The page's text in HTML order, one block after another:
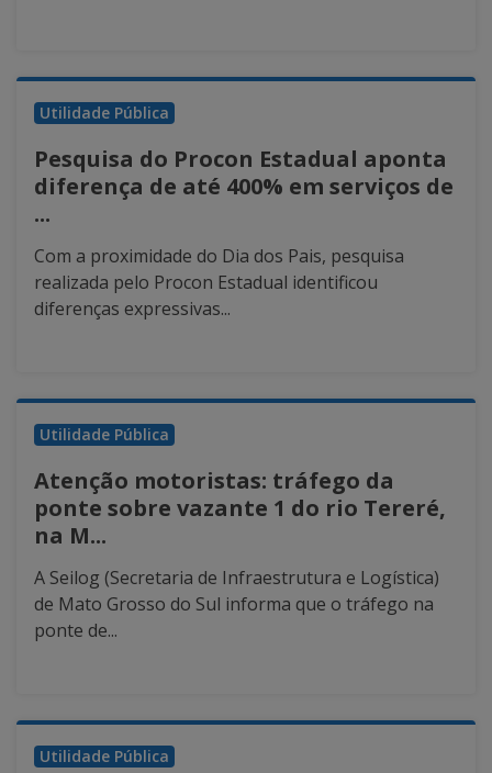
Utilidade Pública
Pesquisa do Procon Estadual aponta
diferença de até 400% em serviços de
...
Com a proximidade do Dia dos Pais, pesquisa
realizada pelo Procon Estadual identificou
diferenças expressivas...
Utilidade Pública
Atenção motoristas: tráfego da
ponte sobre vazante 1 do rio Tereré,
na M...
A Seilog (Secretaria de Infraestrutura e Logística)
de Mato Grosso do Sul informa que o tráfego na
ponte de...
Utilidade Pública